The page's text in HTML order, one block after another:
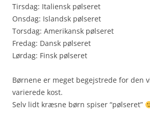
Tirsdag: Italiensk pølseret
Onsdag: Islandsk pølseret
Torsdag: Amerikansk pølseret
Fredag: Dansk pølseret
Lørdag: Finsk pølseret
Børnene er meget begejstrede for den
varierede kost.
Selv lidt kræsne børn spiser “pølseret”